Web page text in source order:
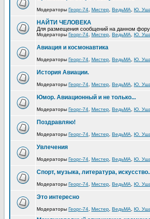
Модераторы Георг-74 Мистер ВедьМА Ю.
НАЙТИ ЧЕЛОВЕКА
Для размещения сообщений на данном
Модераторы Георг-74 Мистер ВедьМА Ю.
Авиация и космонавтика
Модераторы Георг-74 Мистер ВедьМА Ю.
История Авиации.
Модераторы Георг-74 Мистер ВедьМА Ю.
Юмор. Авиационный и не только...
Модераторы Георг-74 Мистер ВедьМА Ю.
Поздравляю!
Модераторы Георг-74 Мистер ВедьМА Ю.
Увлечения
Модераторы Георг-74 Мистер ВедьМА Ю.
Спорт, музыка, литература,
Модераторы Георг-74 Мистер ВедьМА Ю.
Это интересно
Модераторы Георг-74 Мистер ВедьМА Ю.